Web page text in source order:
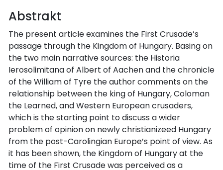
Abstrakt
The present article examines the First Crusade’s
passage through the Kingdom of Hungary. Basing on
the two main narrative sources: the Historia
Ierosolimitana of Albert of Aachen and the chronicle
of the William of Tyre the author comments on the
relationship between the king of Hungary, Coloman
the Learned, and Western European crusaders,
which is the starting point to discuss a wider
problem of opinion on newly christianizeed Hungary
from the post-Carolingian Europe’s point of view. As
it has been shown, the Kingdom of Hungary at the
time of the First Crusade was perceived as a